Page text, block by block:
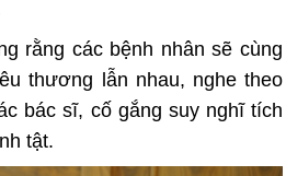
rằng các bệnh nhân sẽ cùng
thương lẫn nhau, nghe theo
bác sĩ, cố gắng suy nghĩ tích
tật.